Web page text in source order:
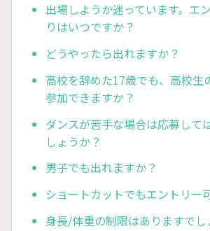
出場しようか迷っています。エ
りはいつですか？
どうやったら出れますか？
高校を辞めた17歳でも、高校生
参加できますか？
ダンスが苦手な場合は応募して
しょうか？
男子でも出れますか？
ショートカットでもエントリー
身長/体重の制限はありますでし